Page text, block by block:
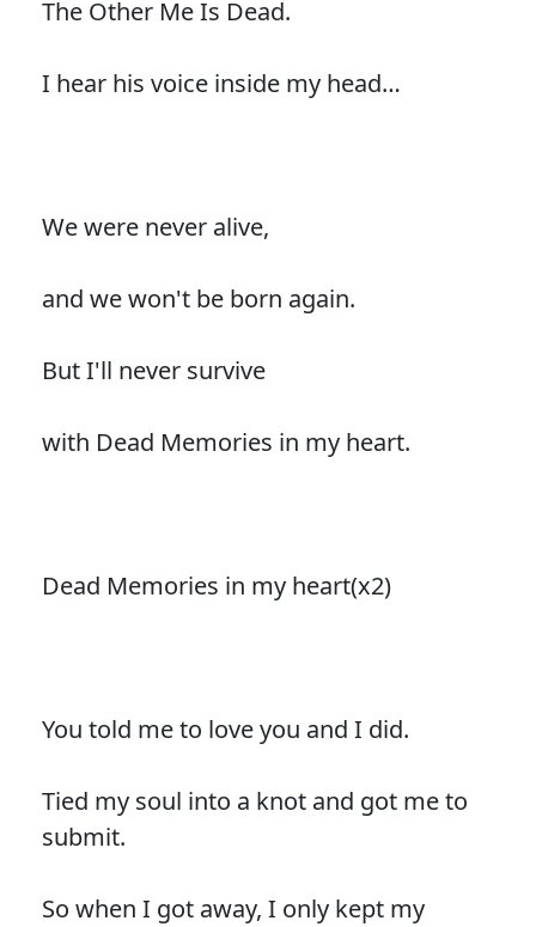
The Other Me Is Dead.
I hear his voice inside my head…
We were never alive,
and we won't be born again.
But I'll never survive
with Dead Memories in my heart.
Dead Memories in my heart(x2)
You told me to love you and I did.
Tied my soul into a knot and got me to
submit.
So when I got away, I only kept my